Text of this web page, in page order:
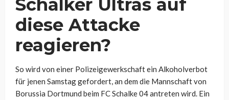
Schalker Ultras auf
diese Attacke
reagieren?
So wird von einer Polizeigewerkschaft ein Alkoholverbot
für jenen Samstag gefordert, an dem die Mannschaft von
Borussia Dortmund beim FC Schalke 04 antreten wird. Ein